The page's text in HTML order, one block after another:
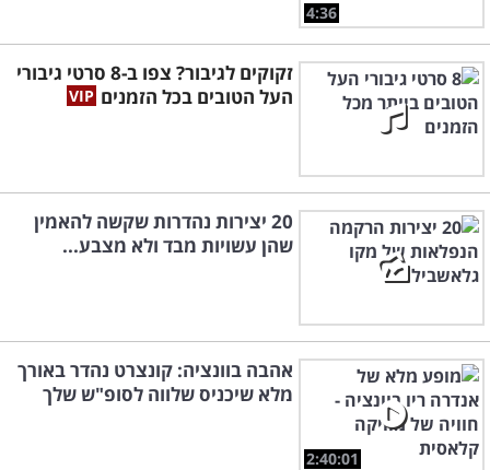
4:36
זקוקים לגיבור? צפו ב-8 סרטי גיבורי
העל הטובים בכל הזמנים
20 יצירות נהדרות שקשה להאמין
שהן עשויות מבד ולא מצבע...
2:40:01
אהבה בוונציה: קונצרט נהדר באורך
מלא שיכניס שלווה לסופ"ש שלך